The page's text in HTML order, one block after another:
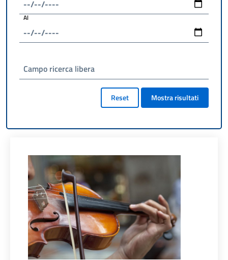
Al
Campo ricerca libera
Reset Mostra risultati